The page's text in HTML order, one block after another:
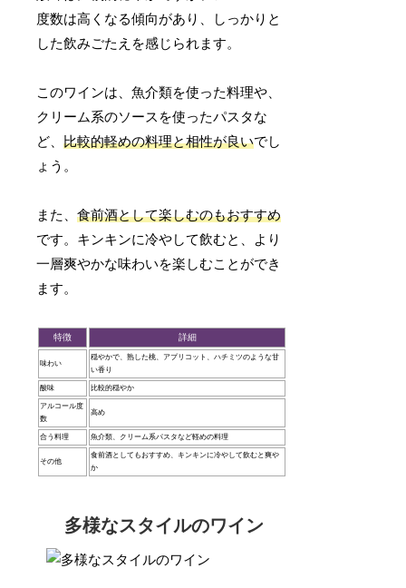
度数は高くなる傾向があり、しっかりと
した飲みごたえを感じられます。
このワインは、魚介類を使った料理や、
クリーム系のソースを使ったパスタな
ど、比較的軽めの料理と相性が良いでし
ょう。
また、食前酒として楽しむのもおすすめ
です。キンキンに冷やして飲むと、より
一層爽やかな味わいを楽しむことができ
ます。
特徴 詳細
味わい
穏やかで、熟した桃、アプリコット、ハチミツのような甘
い香り
酸味 比較的穏やか
アルコール度
数
高め
合う料理 魚介類、クリーム系パスタなど軽めの料理
その他
食前酒としてもおすすめ、キンキンに冷やして飲むと爽や
か
多様なスタイルのワイン